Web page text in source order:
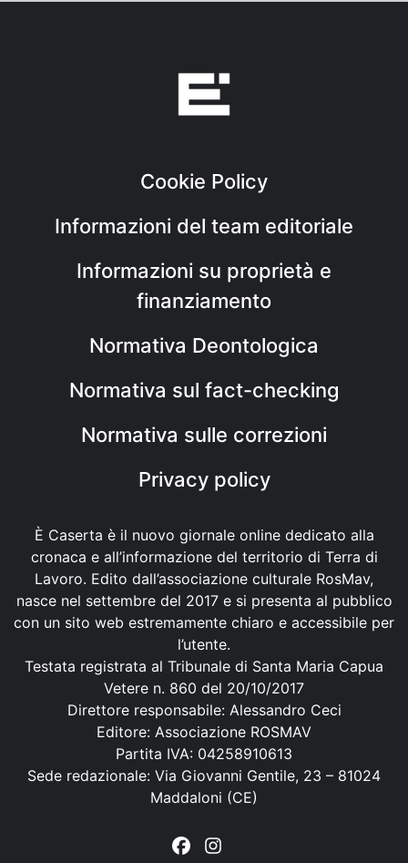
Cookie Policy
Informazioni del team editoriale
Informazioni su proprietà e
finanziamento
Normativa Deontologica
Normativa sul fact-checking
Normativa sulle correzioni
Privacy policy
È Caserta è il nuovo giornale online dedicato alla
cronaca e all’informazione del territorio di Terra di
Lavoro. Edito dall’associazione culturale RosMav,
nasce nel settembre del 2017 e si presenta al pubblico
con un sito web estremamente chiaro e accessibile per
l’utente.
Testata registrata al Tribunale di Santa Maria Capua
Vetere n. 860 del 20/10/2017
Direttore responsabile: Alessandro Ceci
Editore: Associazione ROSMAV
Partita IVA: 04258910613
Sede redazionale: Via Giovanni Gentile, 23 – 81024
Maddaloni (CE)